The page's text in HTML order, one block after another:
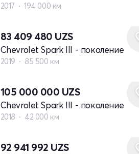
2017 194 000 км
83 409 480 UZS
Chevrolet Spark III - поколение
2019 85 500 км
105 000 000 UZS
Chevrolet Spark III - поколение
2018 42 000 км
92 941 992 UZS